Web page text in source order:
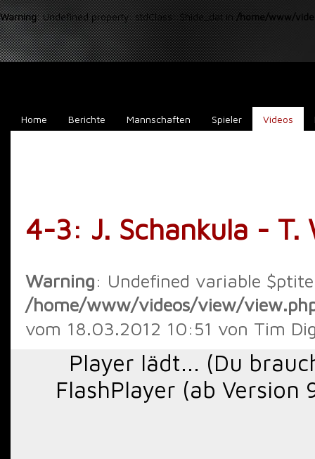
Warning: Undefined property: stdClass::$hide_dat in/home/www/
Home Berichte Mannschaften Spieler Videos
4-3: J. Schankula - T.
Warning: Undefined variable
/home/www/videos/view/
vom 18.03.2012 10:51 von Tim
Player lädt... (Du
FlashPlayer (ab Version